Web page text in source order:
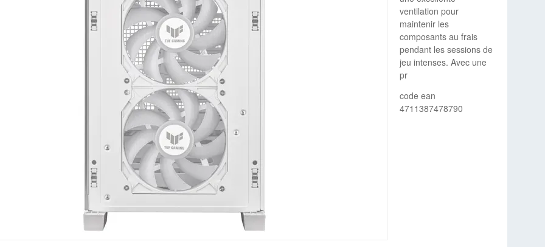
ventilation pour
maintenir les
composants au frais
pendant les sessions de
jeu intenses. Avec une
pr
code ean
4711387478790